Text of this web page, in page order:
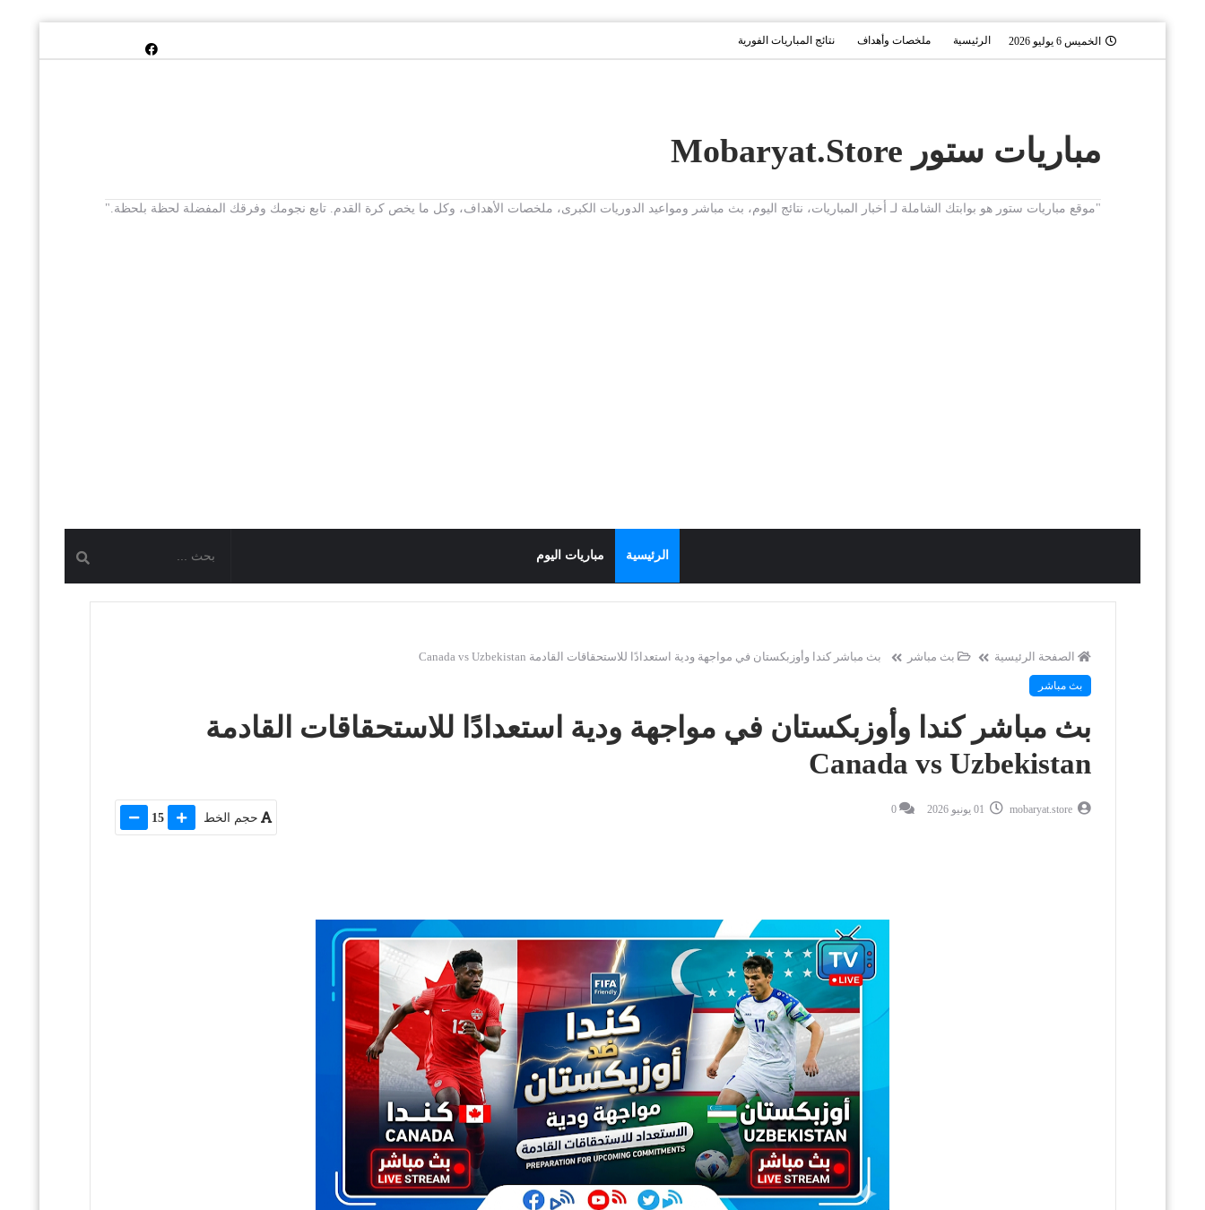
الخميس 6 يوليو 2026 الرئيسية ملخصات وأهداف نتائج المباريات الفورية
مباريات ستور Mobaryat.Store
"موقع مباريات ستور هو بوابتك الشاملة لـ أخبار المباريات، نتائج اليوم، بث مباشر ومواعيد الدوريات الكبرى، ملخصات الأهداف، وكل ما يخص كرة القدم. تابع نجومك وفرقك المفضلة لحظة بلحظة."
الرئيسية مباريات اليوم
الصفحة الرئيسية بث مباشر بث مباشر كندا وأوزبكستان في مواجهة ودية استعدادًا للاستحقاقات القادمة Canada vs Uzbekistan
بث مباشر
بث مباشر كندا وأوزبكستان في مواجهة ودية استعدادًا للاستحقاقات القادمة
Canada vs Uzbekistan
mobaryat.store
0
حجم الخط 15